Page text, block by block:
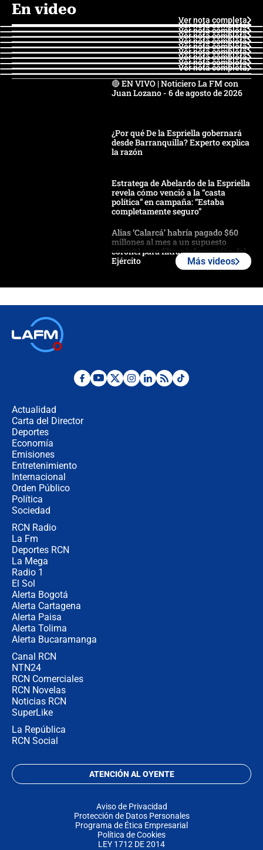
En video
Ver nota completa
Ver nota completa
Ver nota completa
Ver nota completa
Ver nota completa
Ver nota completa
Ver nota completa
Ver nota completa
Ver nota completa
Ver nota completa
🔴 EN VIVO | Noticiero La FM con
Juan Lozano - 6 de agosto de 2026
¿Por qué De la Espriella gobernará
desde Barranquilla? Experto explica
la razón
Estratega de Abelardo de la Espriella
revela cómo venció a la “casta
política” en campaña: “Estaba
completamente seguro”
Alias ‘Calarcá’ habría pagado $60
millones al mes a un supuesto
coronel para filtrar información del
Ejército
Ministro de Defensa no descarta el
Más videos
Actualidad
Carta del Director
Deportes
Economía
Emisiones
Entretenimiento
Internacional
Orden Público
Política
Sociedad
RCN Radio
La Fm
Deportes RCN
La Mega
Radio 1
El Sol
Alerta Bogotá
Alerta Cartagena
Alerta Paisa
Alerta Tolima
Alerta Bucaramanga
Canal RCN
NTN24
RCN Comerciales
RCN Novelas
Noticias RCN
SuperLike
La República
RCN Social
ATENCIÓN AL OYENTE
Aviso de Privacidad
Protección de Datos Personales
Programa de Ética Empresarial
Política de Cookies
LEY 1712 DE 2014